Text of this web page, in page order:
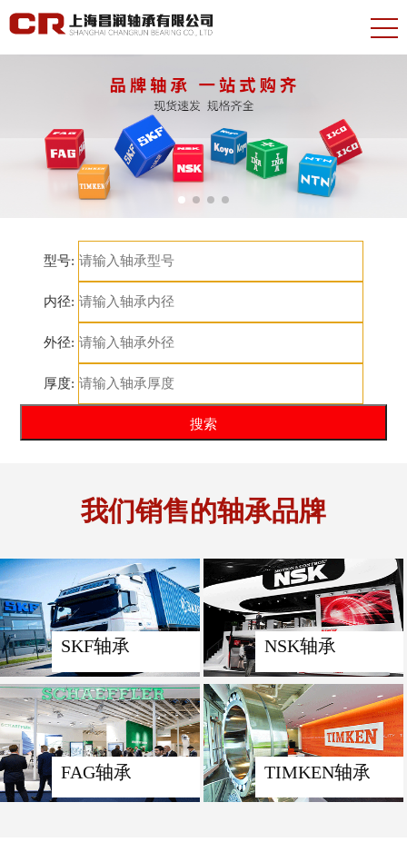
型号:
内径:
外径:
厚度:
我们销售的轴承品牌
SKF轴承 NSK轴承
FAG轴承 TIMKEN轴承